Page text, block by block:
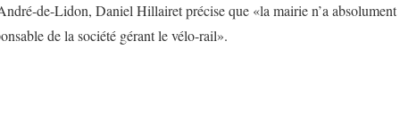
de-Lidon, Daniel Hillairet précise que «la mairie n’a absolument
de la société gérant le vélo-rail».